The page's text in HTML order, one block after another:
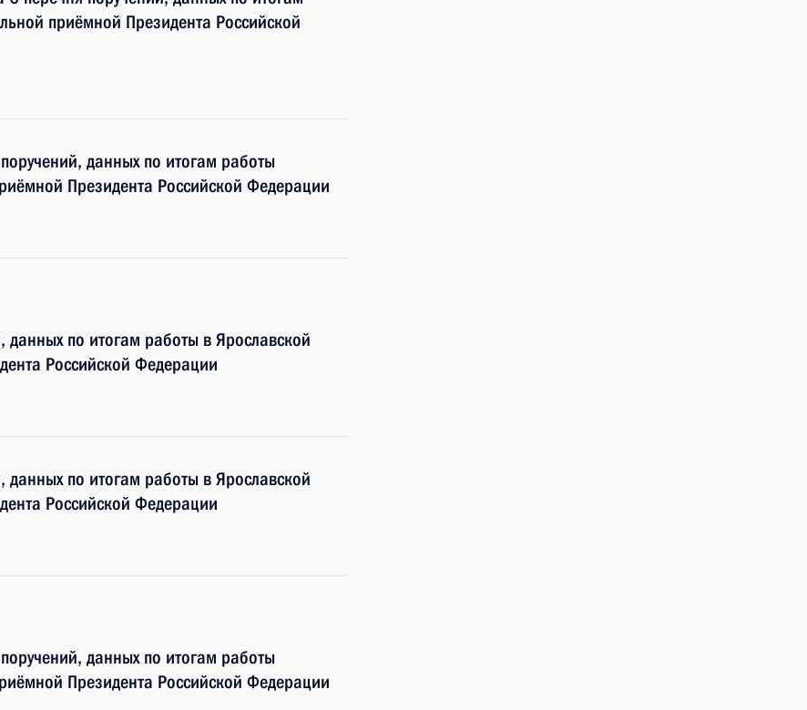
приёмной Президента Российской
данных по итогам работы
Президента Российской Федерации
данных по итогам работы в Ярославской
Российской Федерации
данных по итогам работы в Ярославской
Российской Федерации
данных по итогам работы
Президента Российской Федерации